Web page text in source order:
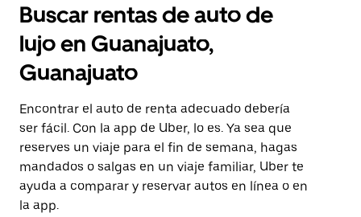
Buscar rentas de auto de
lujo en Guanajuato,
Guanajuato
Encontrar el auto de renta adecuado debería
ser fácil. Con la app de Uber, lo es. Ya sea que
reserves un viaje para el fin de semana, hagas
mandados o salgas en un viaje familiar, Uber te
ayuda a comparar y reservar autos en línea o en
la app.